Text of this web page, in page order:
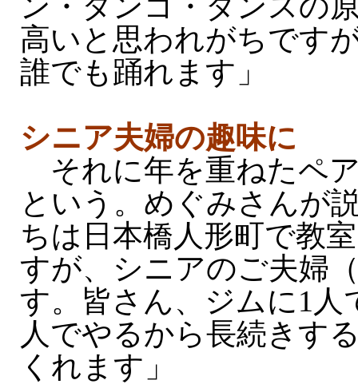
高いと思われがちです
誰でも踊れます」
シニア夫婦の趣味に
それに年を重ねたペ
という。めぐみさんが
ちは日本橋人形町で教
すが、シニアのご夫婦
す。皆さん、ジムに1人
人でやるから長続きす
くれます」